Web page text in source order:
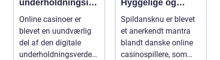
underholdningsind
ustri
Online casinoer er
blevet en uundværlig
del af den digitale
underholdningsverden.
Hyggelige og
Underholdende
Online Casinoer
Spildansknu er blevet
et anerkendt mantra
blandt danske online
casinospillere, som